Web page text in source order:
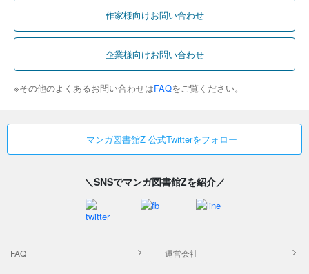
作家様向けお問い合わせ
企業様向けお問い合わせ
※その他のよくあるお問い合わせはFAQをご覧ください。
マンガ図書館Z 公式Twitterをフォロー
＼SNSでマンガ図書館Zを紹介／
FAQ 運営会社